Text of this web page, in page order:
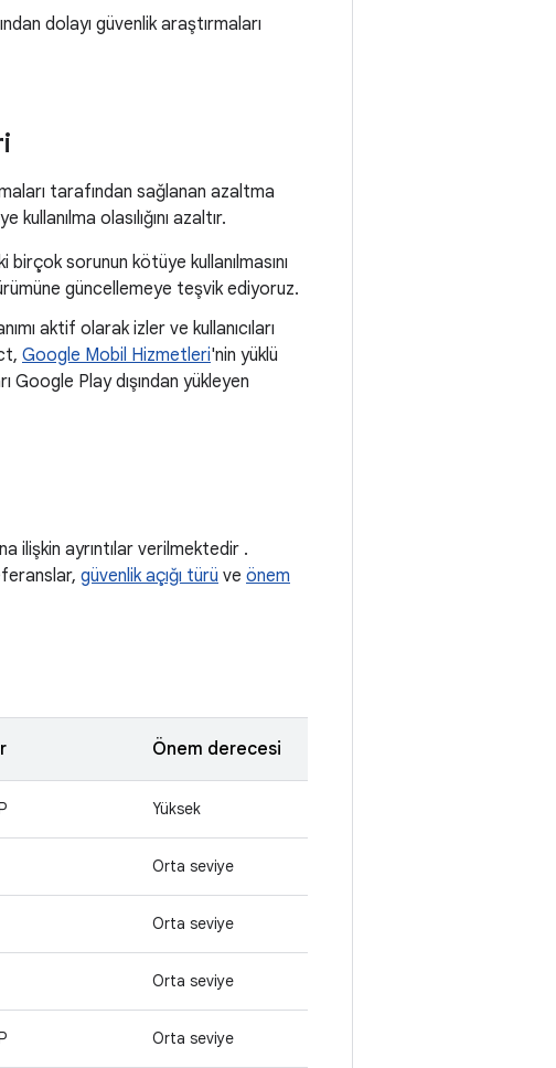
dolayı güvenlik araştırmaları
tarafından sağlanan azaltma
olasılığını azaltır.
sorunun kötüye kullanılmasını
güncellemeye teşvik ediyoruz.
aktif olarak izler ve kullanıcıları
Google Mobil Hizmetleri'nin yüklü
Play dışından yükleyen
ilişkin ayrıntılar verilmektedir .
güvenlik açığı türü ve önem
Önem derecesi
Yüksek
Orta seviye
Orta seviye
Orta seviye
Orta seviye